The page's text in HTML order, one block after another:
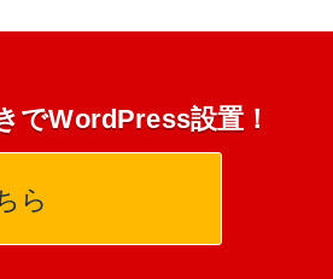
でWordPress設置！
ら